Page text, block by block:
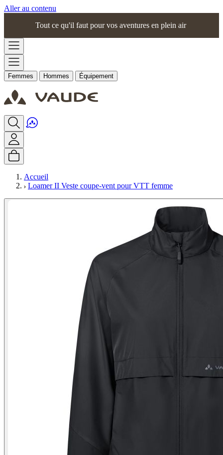
Aller au contenu
Tout ce qu'il faut pour vos aventures en plein air
Femmes Hommes Équipement
Accueil
Loamer II Veste coupe-vent pour VTT femme